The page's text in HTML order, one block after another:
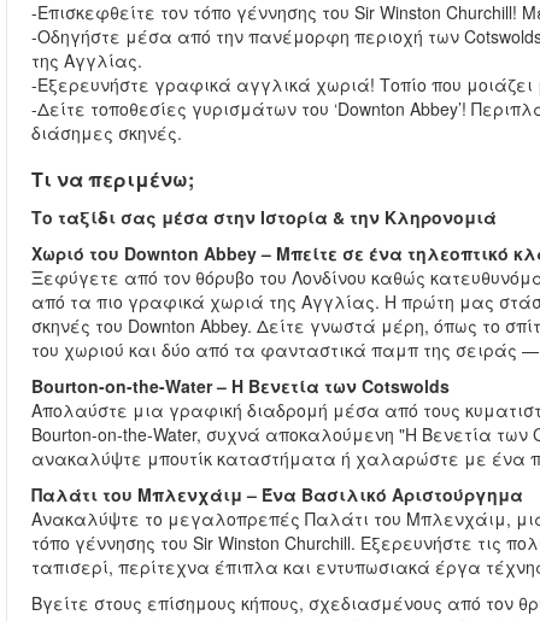
-Επισκεφθείτε τον τόπο γέννησης του Sir Winston
-Οδηγήστε μέσα από την πανέμορφη περιοχή των
της Αγγλίας.
-Εξερευνήστε γραφικά αγγλικά χωριά! Τοπίο που
-Δείτε τοποθεσίες γυρισμάτων του ‘Downton Abbey’!
διάσημες σκηνές.
Τι να περιμένω;
Το ταξίδι σας μέσα στην Ιστορία & την Κληρονομιά
Χωριό του Downton Abbey – Μπείτε σε ένα τηλεοπτικό
Ξεφύγετε από τον θόρυβο του Λονδίνου καθώς
από τα πιο γραφικά χωριά της Αγγλίας. Η πρώτη μας
σκηνές του Downton Abbey. Δείτε γνωστά μέρη, όπως το
του χωριού και δύο από τα φανταστικά παμπ της σειράς —
Bourton-on-the-Water – Η Βενετία των Cotswolds
Απολαύστε μια γραφική διαδρομή μέσα από τους
Bourton-on-the-Water, συχνά αποκαλούμενη "Η Βενετία των
ανακαλύψτε μπουτίκ καταστήματα ή χαλαρώστε με ένα
Παλάτι του Μπλενχάιμ – Ένα Βασιλικό Αριστούργημα
Ανακαλύψτε το μεγαλοπρεπές Παλάτι του Μπλενχάιμ,
τόπο γέννησης του Sir Winston Churchill. Εξερευνήστε τις
ταπισερί, περίτεχνα έπιπλα και εντυπωσιακά έργα
Βγείτε στους επίσημους κήπους, σχεδιασμένους από τον